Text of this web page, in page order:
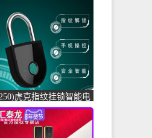
科安家居专营店仅售45元)
虎克指纹挂锁智能电
锁小锁头家用密码锁挂
柜子锁学-指纹锁(虎克
数码旗舰店仅售169元)